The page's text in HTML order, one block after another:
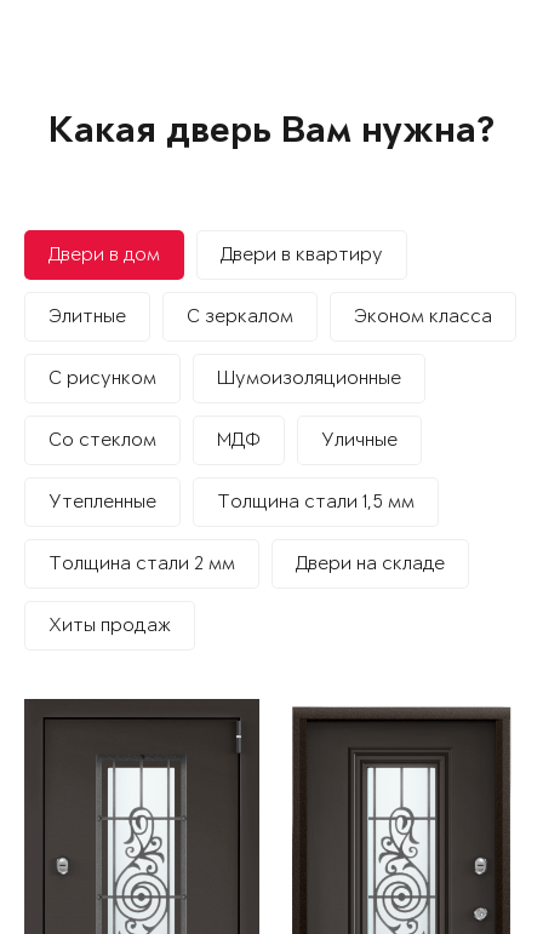
Какая дверь Вам нужна?
Двери в дом Двери в квартиру
Элитные С зеркалом Эконом класса
С рисунком Шумоизоляционные
Со стеклом МДФ Уличные
Утепленные Толщина стали 1,5 мм
Толщина стали 2 мм Двери на складе
Хиты продаж